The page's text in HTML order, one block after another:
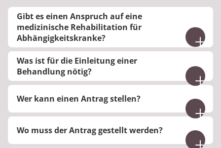
Gibt es einen Anspruch auf eine
medizinische Rehabilitation für
Abhängigkeitskranke?
Ja. Suchtmittelabhängigkeit ist eine Erkrankung.
Versicherte der Rentenversicherung und der
gesetzlichen Krankenversicherung haben deshalb
Voraussetzungen dafür erfüllt sind.
Was ist für die Einleitung einer
Behandlung nötig?
Sie brauchen einen Antrag, einen Sozialbericht
und einen ärztlichen Befundbericht.
Wer kann einen Antrag stellen?
Die Beantragung einer medizinischen
Rehabilitationsbehandlung für
Abhängigkeitserkrankung erfolgt in der Regel mit
Wo muss der Antrag gestellt werden?